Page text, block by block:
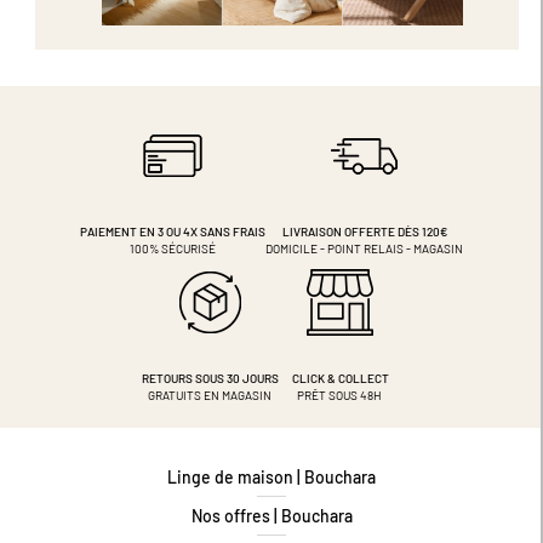
PAIEMENT EN 3 OU 4XSANS FRAIS
100% SÉCURISÉ
LIVRAISON OFFERTE DÈS 120€
DOMICILE - POINT RELAIS - MAGASIN
RETOURS SOUS 30 JOURS
GRATUITS EN MAGASIN
CLICK & COLLECT
PRÊT SOUS 48H
Linge de maison | Bouchara
Nos offres | Bouchara